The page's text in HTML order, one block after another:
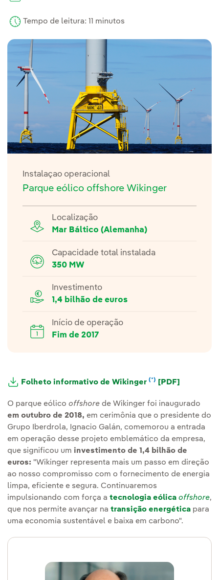
Tempo de leitura: 11 minutos
Instalaçao operacional
Parque eólico offshore Wikinger
Localização
Mar Báltico (Alemanha)
Capacidade total instalada
350 MW
Investimento
1,4 bilhão de euros
Início de operação
Fim de 2017
Folheto informativo de Wikinger (*) Nota
[PDF]
O parque eólico offshore de Wikinger foi inaugurado
em outubro de 2018, em cerimônia que o presidente do
Grupo Iberdrola, Ignacio Galán, comemorou a entrada
em operação desse projeto emblemático da empresa,
que significou um investimento de 1,4 bilhão de
euros: "Wikinger representa mais um passo em direção
ao nosso compromisso com o fornecimento de energia
limpa, eficiente e segura. Continuaremos
impulsionando com força a tecnologia eólica offshore,
que nos permite avançar na transição energética para
uma economia sustentável e baixa em carbono".